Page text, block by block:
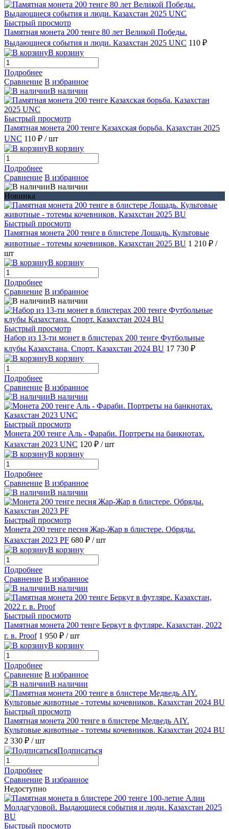
Быстрый просмотр
Памятная монета 200 тенге 80 лет Великой Победы.
Выдающиеся события и люди. Казахстан 2025 UNC 110 ₽
В корзину
Подробнее
Сравнение В избранное
В наличии
Быстрый просмотр
Памятная монета 200 тенге Казахская борьба. Казахстан 2025
UNC 110 ₽ / шт
В корзину
Подробнее
Сравнение В избранное
В наличии
Новинка
Быстрый просмотр
Памятная монета 200 тенге в блистере Лошадь. Культовые
животные - тотемы кочевников. Казахстан 2025 BU 1 210 ₽ /
шт
В корзину
Подробнее
Сравнение В избранное
В наличии
Быстрый просмотр
Набор из 13-ти монет в блистерах 200 тенге Футбольные
клубы Казахстана. Спорт. Казахстан 2024 BU 17 730 ₽
В корзину
Подробнее
Сравнение В избранное
В наличии
Быстрый просмотр
Монета 200 тенге Аль - Фараби. Портреты на банкнотах.
Казахстан 2023 UNC 120 ₽ / шт
В корзину
Подробнее
Сравнение В избранное
В наличии
Быстрый просмотр
Монета 200 тенге песня Жар-Жар в блистере. Обряды.
Казахстан 2023 PF 680 ₽ / шт
В корзину
Подробнее
Сравнение В избранное
В наличии
Быстрый просмотр
Памятная монета 200 тенге Беркут в футляре. Казахстан, 2022
г. в. Proof 1 950 ₽ / шт
В корзину
Подробнее
Сравнение В избранное
В наличии
Быстрый просмотр
Памятная монета 200 тенге в блистере Медведь AIY.
Культовые животные - тотемы кочевников. Казахстан 2024 BU
2 330 ₽ / шт
Подписаться
Подробнее
Сравнение В избранное
Недоступно
Быстрый просмотр